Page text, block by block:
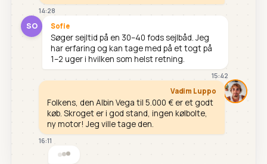
14:28
SO Sofie
Søger sejltid på en 30–40 fods sejlbåd. Jeg
har erfaring og kan tage med på et togt på
1–2 uger i hvilken som helst retning.
15:42
Vadim Luppo
Folkens, den Albin Vega til 5.000 € er et godt
køb. Skroget er i god stand, ingen kølbolte,
ny motor! Jeg ville tage den.
16:11